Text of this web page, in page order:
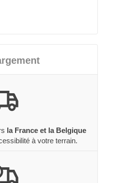
la France et la Belgique
à votre terrain.